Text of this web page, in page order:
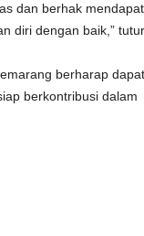
dan berhak
diri dengan baik,”
berharap
berkontribusi dalam